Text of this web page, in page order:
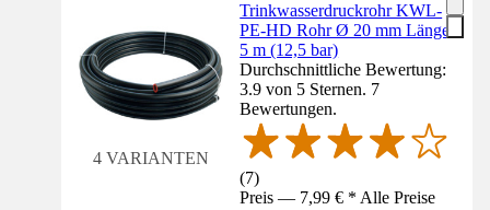
4 VARIANTEN
Trinkwasserdruckrohr KWL-
PE-HD Rohr Ø 20 mm Länge
5 m (12,5 bar)
Durchschnittliche Bewertung:
3.9 von 5 Sternen. 7
Bewertungen.
(7)
Preis — 7,99 € * Alle Preise